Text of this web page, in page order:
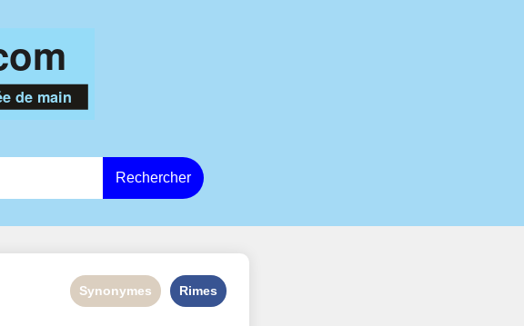
Rechercher
Synonymes Rimes